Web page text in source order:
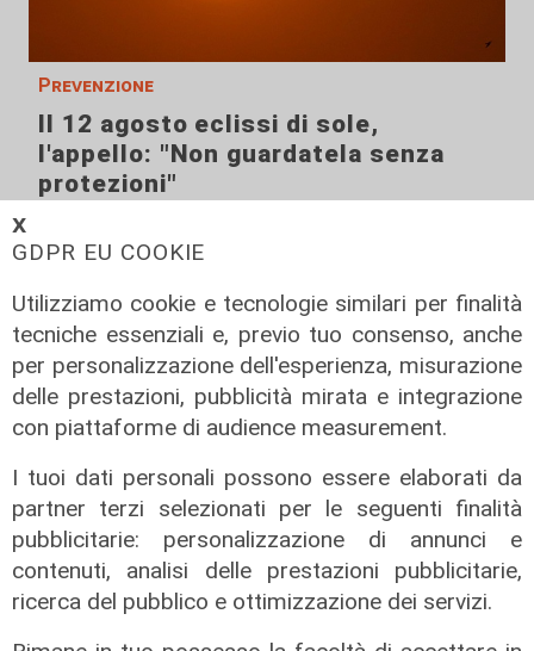
𝗫
GDPR EU COOKIE
Utilizziamo cookie e tecnologie similari per finalità
tecniche essenziali e, previo tuo consenso, anche
per personalizzazione dell'esperienza, misurazione
delle prestazioni, pubblicità mirata e integrazione
con piattaforme di audience measurement.
I tuoi dati personali possono essere elaborati da
partner terzi selezionati per le seguenti finalità
pubblicitarie: personalizzazione di annunci e
contenuti, analisi delle prestazioni pubblicitarie,
ricerca del pubblico e ottimizzazione dei servizi.
Prevenzione
Il 12 agosto eclissi di sole,
l'appello: "Non guardatela senza
protezioni"
I consigli dell'esperto